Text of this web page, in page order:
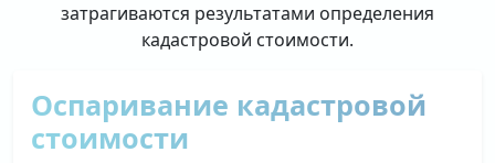
затрагиваются результатами определения
кадастровой стоимости.
Оспаривание кадастровой
стоимости